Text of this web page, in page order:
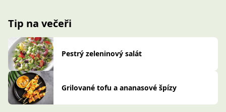
Tip na večeři
Pestrý zeleninový salát
Grilované tofu a ananasové špízy